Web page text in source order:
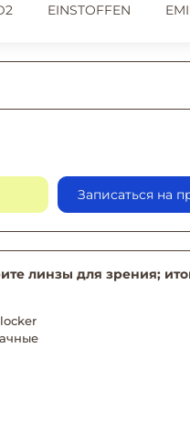
EINSTOFFEN
Записаться на
линзы для зрения;